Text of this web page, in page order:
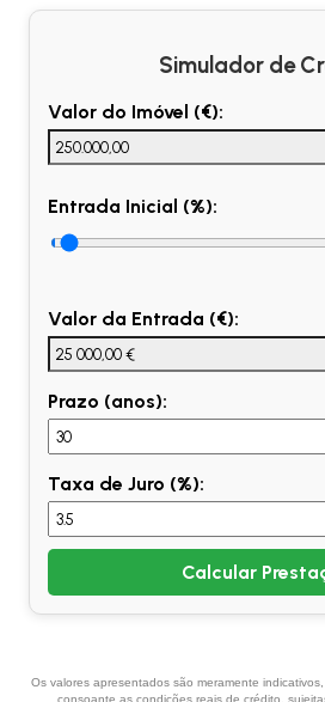
Simulador de
Valor do Imóvel (€):
Entrada Inicial (%):
Valor da Entrada (€):
Prazo (anos):
Taxa de Juro (%):
Calcular
Os valores apresentados são meramente